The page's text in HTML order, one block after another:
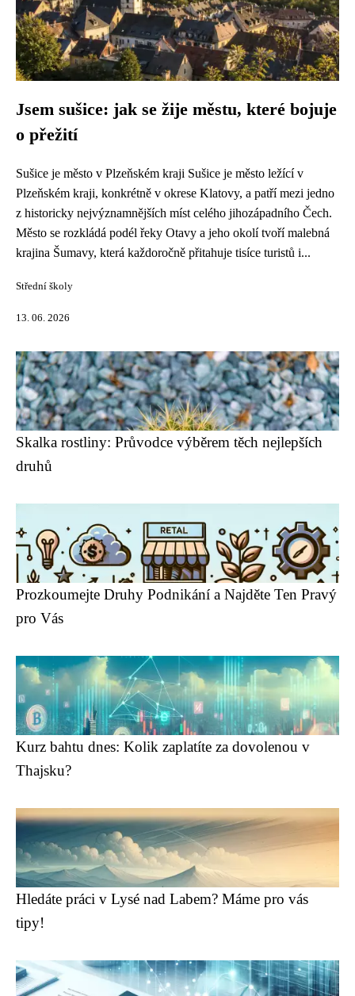
Jsem sušice: jak se žije městu, které bojuje
o přežití
Sušice je město v Plzeňském kraji Sušice je město ležící v
Plzeňském kraji, konkrétně v okrese Klatovy, a patří mezi jedno
z historicky nejvýznamnějších míst celého jihozápadního Čech.
Město se rozkládá podél řeky Otavy a jeho okolí tvoří malebná
krajina Šumavy, která každoročně přitahuje tisíce turistů i...
Střední školy
13. 06. 2026
Skalka rostliny: Průvodce výběrem těch nejlepších
druhů
Prozkoumejte Druhy Podnikání a Najděte Ten Pravý
pro Vás
Kurz bahtu dnes: Kolik zaplatíte za dovolenou v
Thajsku?
Hledáte práci v Lysé nad Labem? Máme pro vás
tipy!